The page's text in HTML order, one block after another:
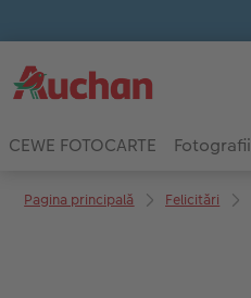
CEWE FOTOCARTE Fotografii
Pagina principală Felicitări